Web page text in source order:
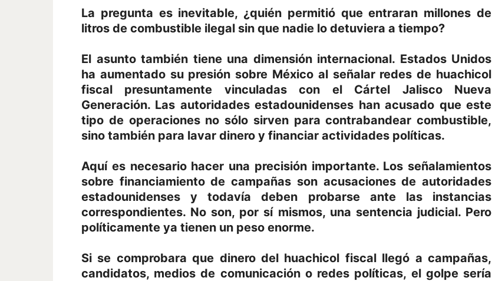
La pregunta es inevitable, ¿quién permitió que entraran millones de
litros de combustible ilegal sin que nadie lo detuviera a tiempo?
El asunto también tiene una dimensión internacional. Estados Unidos
ha aumentado su presión sobre México al señalar redes de huachicol
fiscal presuntamente vinculadas con el Cártel Jalisco Nueva
Generación. Las autoridades estadounidenses han acusado que este
tipo de operaciones no sólo sirven para contrabandear combustible,
sino también para lavar dinero y financiar actividades políticas.
Aquí es necesario hacer una precisión importante. Los señalamientos
sobre financiamiento de campañas son acusaciones de autoridades
estadounidenses y todavía deben probarse ante las instancias
correspondientes. No son, por sí mismos, una sentencia judicial. Pero
políticamente ya tienen un peso enorme.
Si se comprobara que dinero del huachicol fiscal llegó a campañas,
candidatos, medios de comunicación o redes políticas, el golpe sería